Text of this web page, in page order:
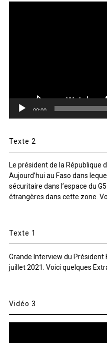
00:00
Texte 2
Le président de la République
Aujourd’hui au Faso dans
sécuritaire dans l’espace du
étrangères dans cette zone.
Texte 1
Grande Interview du
juillet 2021. Voici quelques
Vidéo 3